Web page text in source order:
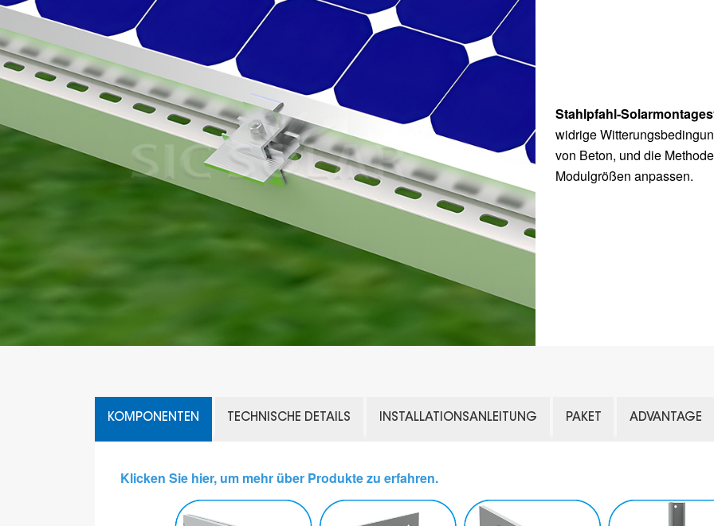
Stahlpfahl-
widrige
von Beton, und die
Modulgrößen anpassen.
KOMPONENTEN TECHNISCHE DETAILS INSTALLATIONSANLEITUNG PAKET ADVANTAGE
Klicken Sie hier, um mehr über Produkte zu erfahren.